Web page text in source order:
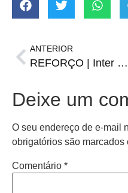
ANTERIOR
REFORÇO | Inter anuncia contratação de Gustavo Campanharo
Deixe um
O seu endereço de e-mail
obrigatórios são marcados
Comentário *